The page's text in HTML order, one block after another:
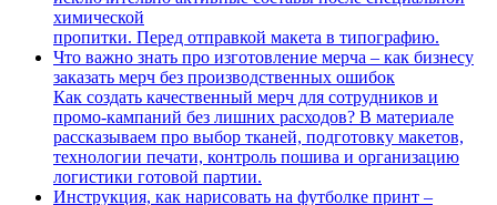
химической
пропитки. Перед отправкой макета в типографию.
Что важно знать про изготовление мерча – как бизнесу
заказать мерч без производственных ошибок
Как создать качественный мерч для сотрудников и
промо-кампаний без лишних расходов? В материале
рассказываем про выбор тканей, подготовку макетов,
технологии печати, контроль пошива и организацию
логистики готовой партии.
Инструкция, как нарисовать на футболке принт –